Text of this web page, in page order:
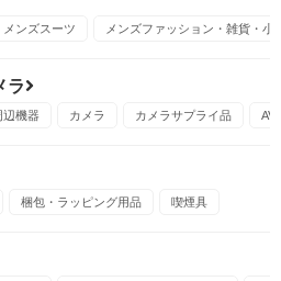
メンズスーツ メンズファッション・雑貨・小
ラ
辺機器 カメラ カメラサプライ品 AV
梱包・ラッピング用品 喫煙具